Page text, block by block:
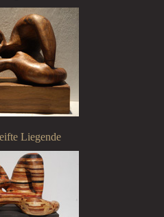
Liegende